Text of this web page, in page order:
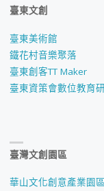
臺東文創
臺東美術館
鐵花村音樂聚落
臺東創客TT Maker
臺東資策會數位教育
臺灣文創園區
華山文化創意產業園區